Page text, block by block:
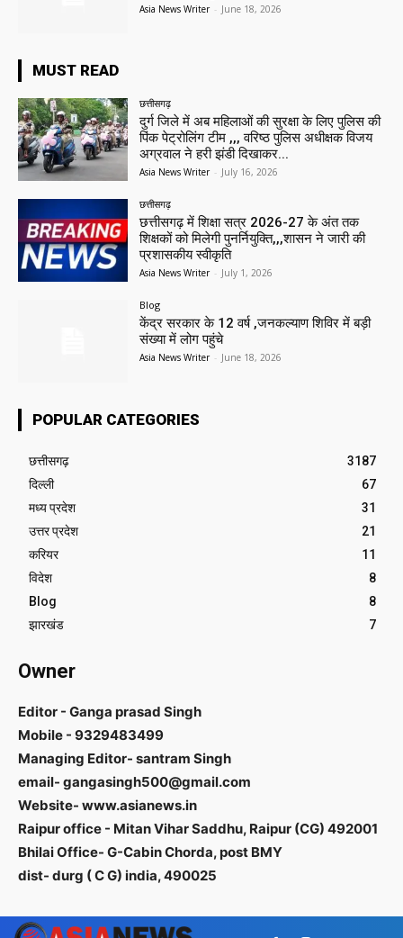
Asia News Writer - June 18, 2026
MUST READ
छत्तीसगढ़
दुर्ग जिले में अब महिलाओं की सुरक्षा के लिए पुलिस की
पिंक पेट्रोलिंग टीम ,,, वरिष्ठ पुलिस अधीक्षक विजय
अग्रवाल ने हरी झंडी दिखाकर...
Asia News Writer - July 16, 2026
छत्तीसगढ़
छत्तीसगढ़ में शिक्षा सत्र 2026-27 के अंत तक
शिक्षकों को मिलेगी पुनर्नियुक्ति,,,शासन ने जारी की
प्रशासकीय स्वीकृति
Asia News Writer - July 1, 2026
Blog
केंद्र सरकार के 12 वर्ष ,जनकल्याण शिविर में बड़ी
संख्या में लोग पहुंचे
Asia News Writer - June 18, 2026
POPULAR CATEGORIES
छत्तीसगढ़
3187
दिल्ली
67
मध्य प्रदेश
31
उत्तर प्रदेश
21
करियर
11
विदेश
8
Blog
8
झारखंड
7
Owner
Editor - Ganga prasad Singh
Mobile - 9329483499
Managing Editor- santram Singh
email- gangasingh500@gmail.com
Website- www.asianews.in
Raipur office - Mitan Vihar Saddhu, Raipur (CG) 492001
Bhilai Office- G-Cabin Chorda, post BMY
dist- durg ( C G) india, 490025